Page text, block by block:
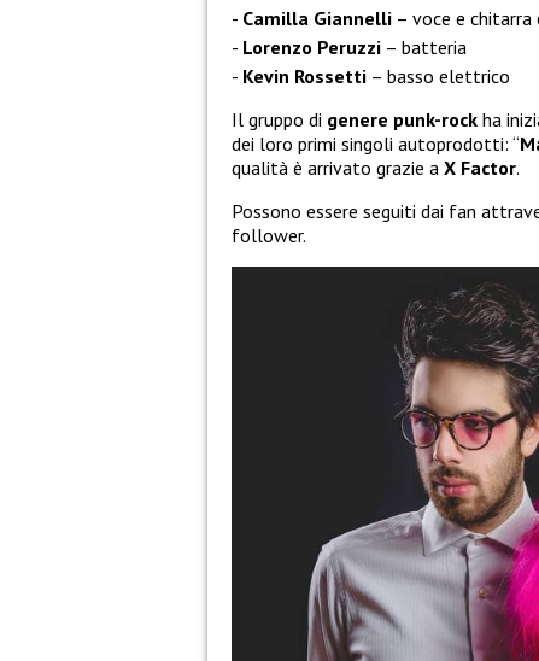
Camilla Giannelli – voce e
Lorenzo Peruzzi – batteria
Kevin Rossetti – basso elettrico
Il gruppo di genere punk-rock ha
dei loro primi singoli autoprodotti: “
qualità è arrivato grazie a X Factor.
Possono essere seguiti dai fan
follower.